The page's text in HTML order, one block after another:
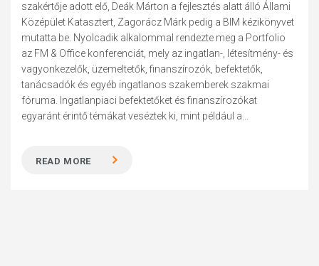
szakértője adott elő, Deák Márton a fejlesztés alatt álló Állami
Középület Katasztert, Zagorácz Márk pedig a BIM kézikönyvet
mutatta be. Nyolcadik alkalommal rendezte meg a Portfolio
az FM & Office konferenciát, mely az ingatlan-, létesítmény- és
vagyonkezelők, üzemeltetők, finanszírozók, befektetők,
tanácsadók és egyéb ingatlanos szakemberek szakmai
fóruma. Ingatlanpiaci befektetőket és finanszírozókat
egyaránt érintő témákat veséztek ki, mint például a...
READ MORE